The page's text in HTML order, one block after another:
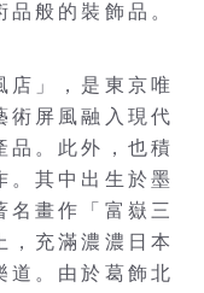
般的裝飾品。
店」，是東京唯
術屏風融入現代
品。此外，也積
。其中出生於墨
名畫作「富嶽三
，充滿濃濃日本
道。由於葛飾北